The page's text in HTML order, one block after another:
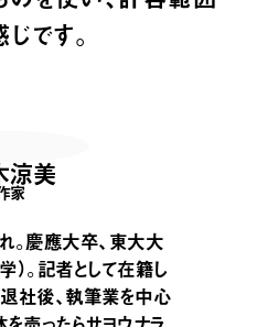
です。
涼美
家
。慶應大卒、東大大
。記者として在籍し
社後、執筆業を中心